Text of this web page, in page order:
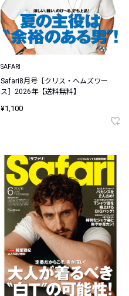
SAFARI
Safari8月号［クリス・ヘムズワー
ス］2026年【送料無料】
¥1,100